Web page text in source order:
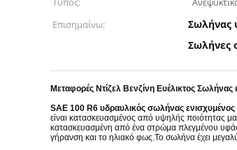
Επισημαίνω:
Σωλήνας
Σωλήνες
Μεταφορές Ντίζελ Βενζίνη Ευέλικτος
SAE 100 R6 υδραυλικός σωλήνας ενισχυμένος
είναι κατασκευασμένος από υψηλής ποιότητας
κατασκευασμένη από ένα στρώμα πλεγμένου
γήρανση και το ηλιακό φως.Το σωλήνα έχει